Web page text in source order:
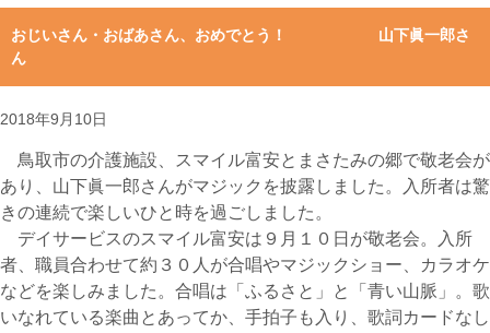
おじいさん・おばあさん、おめでとう！ 山下眞一郎さ
ん
2018年9月10日
鳥取市の介護施設、スマイル富安とまさたみの郷で敬老会が
あり、山下眞一郎さんがマジックを披露しました。入所者は驚
きの連続で楽しいひと時を過ごしました。
デイサービスのスマイル富安は９月１０日が敬老会。入所
者、職員合わせて約３０人が合唱やマジックショー、カラオケ
などを楽しみました。合唱は「ふるさと」と「青い山脈」。歌
いなれている楽曲とあってか、手拍子も入り、歌詞カードなし